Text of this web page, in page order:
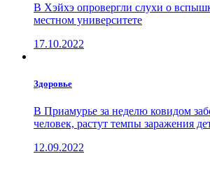
В Хэйхэ опровергли слухи о
местном университете
17.10.2022
Здоровье
В Приамурье за неделю ковидом
человек, растут темпы заражения
12.09.2022